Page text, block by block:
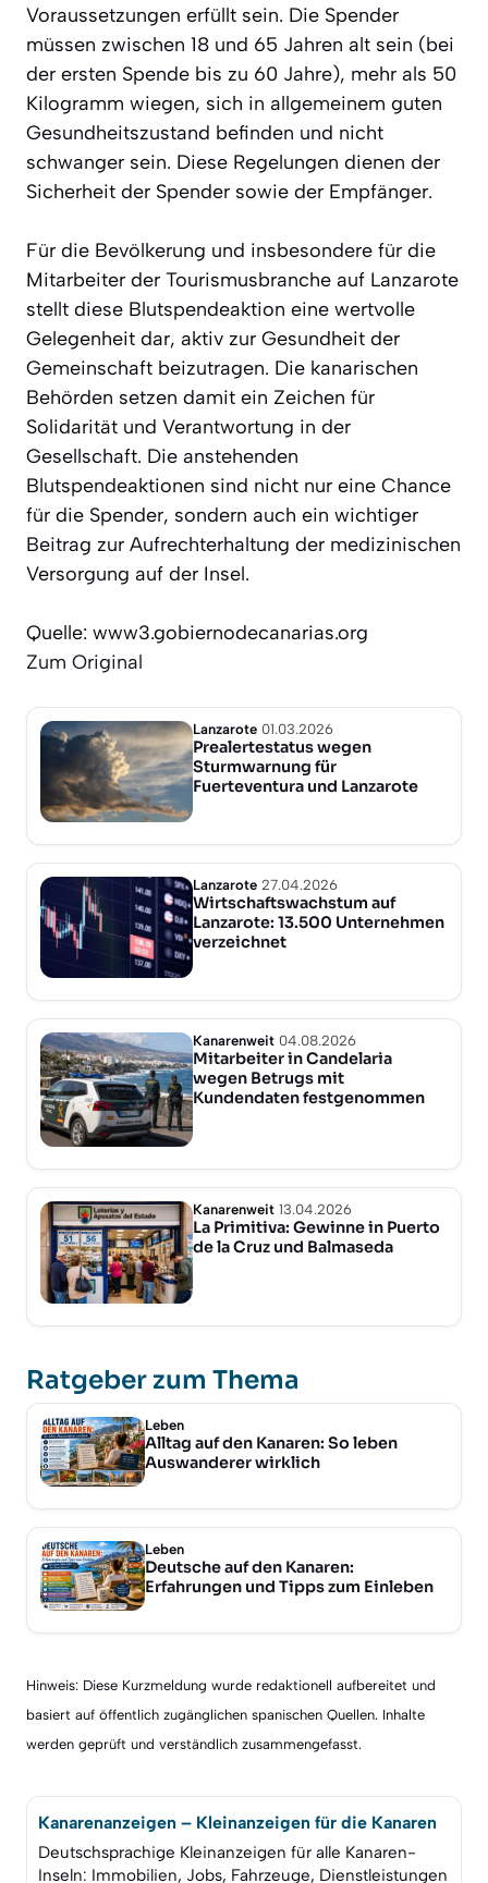
Voraussetzungen erfüllt sein. Die Spender
müssen zwischen 18 und 65 Jahren alt sein (bei
der ersten Spende bis zu 60 Jahre), mehr als 50
Kilogramm wiegen, sich in allgemeinem guten
Gesundheitszustand befinden und nicht
schwanger sein. Diese Regelungen dienen der
Sicherheit der Spender sowie der Empfänger.
Für die Bevölkerung und insbesondere für die
Mitarbeiter der Tourismusbranche auf Lanzarote
stellt diese Blutspendeaktion eine wertvolle
Gelegenheit dar, aktiv zur Gesundheit der
Gemeinschaft beizutragen. Die kanarischen
Behörden setzen damit ein Zeichen für
Solidarität und Verantwortung in der
Gesellschaft. Die anstehenden
Blutspendeaktionen sind nicht nur eine Chance
für die Spender, sondern auch ein wichtiger
Beitrag zur Aufrechterhaltung der medizinischen
Versorgung auf der Insel.
Quelle: www3.gobiernodecanarias.org
Zum Original
Lanzarote 01.03.2026
Prealertestatus wegen
Sturmwarnung für
Fuerteventura und Lanzarote
Lanzarote 27.04.2026
Wirtschaftswachstum auf
Lanzarote: 13.500 Unternehmen
verzeichnet
Kanarenweit 04.08.2026
Mitarbeiter in Candelaria
wegen Betrugs mit
Kundendaten festgenommen
Kanarenweit 13.04.2026
La Primitiva: Gewinne in Puerto
de la Cruz und Balmaseda
Ratgeber zum Thema
Leben
Alltag auf den Kanaren: So leben
Auswanderer wirklich
Leben
Deutsche auf den Kanaren:
Erfahrungen und Tipps zum Einleben
Hinweis: Diese Kurzmeldung wurde redaktionell aufbereitet und
basiert auf öffentlich zugänglichen spanischen Quellen. Inhalte
werden geprüft und verständlich zusammengefasst.
Kanarenanzeigen – Kleinanzeigen für die Kanaren
Deutschsprachige Kleinanzeigen für alle Kanaren-
Inseln: Immobilien, Jobs, Fahrzeuge, Dienstleistungen